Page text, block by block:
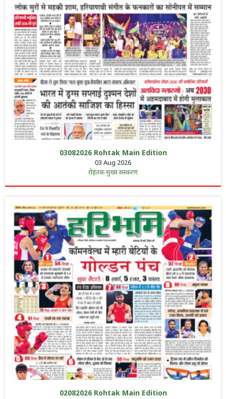
03082026 Rohtak Main Edition
03 Aug 2026
रोहतक मुख्य संस्करण
02082026 Rohtak Main Edition